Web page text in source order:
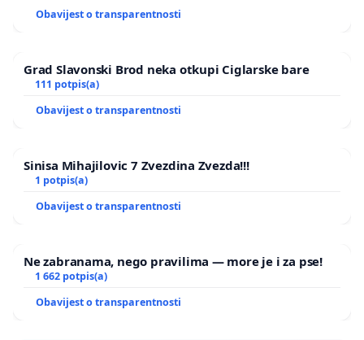
Obavijest o transparentnosti
Grad Slavonski Brod neka otkupi Ciglarske bare
111 potpis(a)
Obavijest o transparentnosti
Sinisa Mihajilovic 7 Zvezdina Zvezda!!!
1 potpis(a)
Obavijest o transparentnosti
Ne zabranama, nego pravilima — more je i za pse!
1 662 potpis(a)
Obavijest o transparentnosti